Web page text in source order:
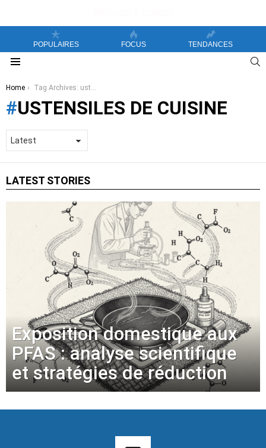
POPULAIRES FOCUS TENDANCES
You are here:
Home Tag Archives: ustensiles de cuisine
USTENSILES DE CUISINE
LATEST STORIES
Exposition domestique aux
PFAS : analyse scientifique
et stratégies de réduction